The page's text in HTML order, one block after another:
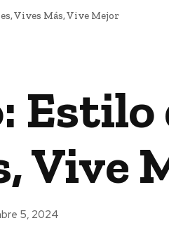
Vives Más, Vive Mejor
Estilo
Vive
5, 2024